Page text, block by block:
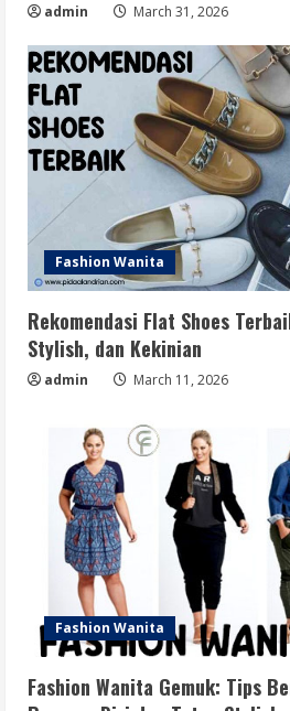
admin March 31, 2026
Fashion Wanita
Rekomendasi Flat Shoes
Stylish, dan Kekinian
admin March 11, 2026
Fashion Wanita
Fashion Wanita Gemuk: Tips